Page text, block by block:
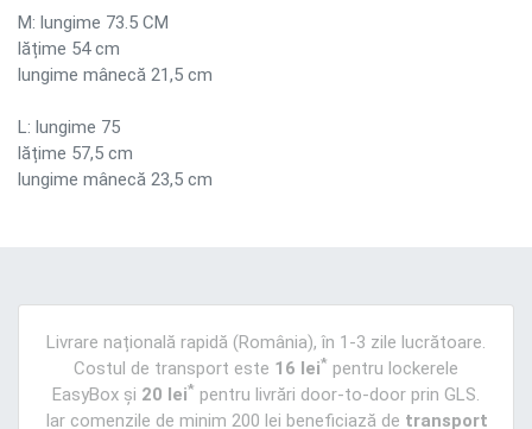
M: lungime 73.5 CM
lățime 54 cm
lungime mânecă 21,5 cm
L: lungime 75
lățime 57,5 cm
lungime mânecă 23,5 cm
Livrare națională rapidă (România), în 1-3 zile lucrătoare.
Costul de transport este 16 lei* pentru lockerele
EasyBox și 20 lei* pentru livrări door-to-door prin GLS.
Iar comenzile de minim 200 lei beneficiază de transport